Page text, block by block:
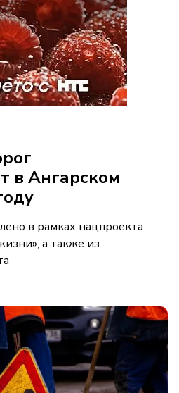
в Ангарском
в рамках нацпроекта
а также из